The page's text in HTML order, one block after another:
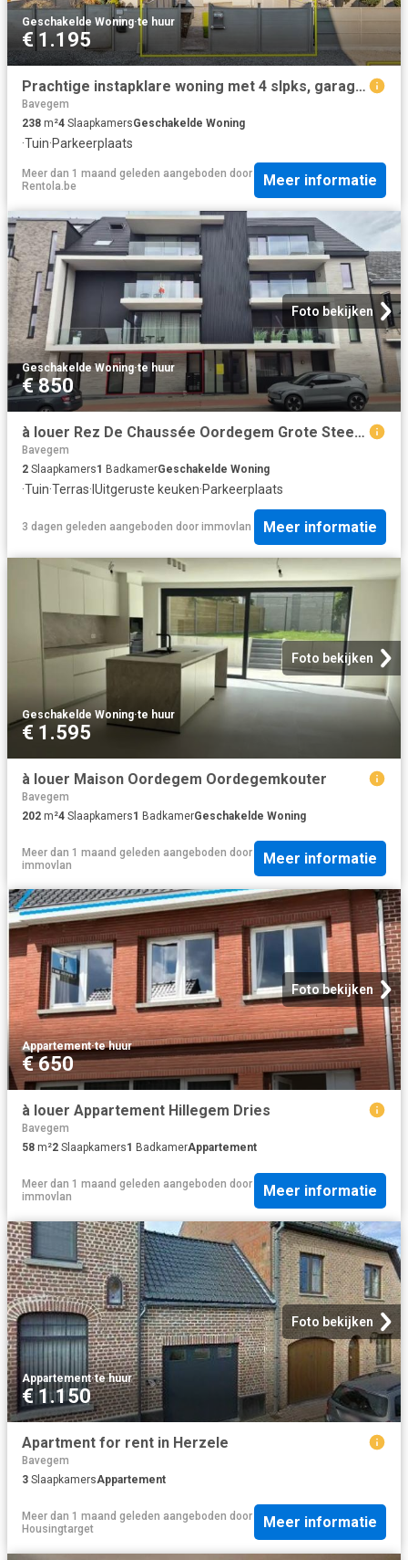
Geschakelde Woning·te huur
€ 1.195
Prachtige instapklare woning met 4 slpks, garage en tuin
Bavegem
238 m²4 SlaapkamersGeschakelde Woning
·Tuin·Parkeerplaats
Meer dan 1 maand geleden aangeboden door
Rentola.be
Meer informatie
Foto bekijken
Geschakelde Woning·te huur
€ 850
à louer Rez De Chaussée Oordegem Grote Steenweg
Bavegem
2 Slaapkamers1 BadkamerGeschakelde Woning
·Tuin·Terras· IUitgeruste keuken·Parkeerplaats
3 dagen geleden aangeboden door immovlan Meer informatie
Foto bekijken
Geschakelde Woning·te huur
€ 1.595
à louer Maison Oordegem Oordegemkouter
Bavegem
202 m²4 Slaapkamers1 BadkamerGeschakelde Woning
Meer dan 1 maand geleden aangeboden door
immovlan
Meer informatie
Foto bekijken
Appartement·te huur
€ 650
à louer Appartement Hillegem Dries
Bavegem
58 m²2 Slaapkamers1 BadkamerAppartement
Meer dan 1 maand geleden aangeboden door
immovlan
Meer informatie
Foto bekijken
Appartement·te huur
€ 1.150
Apartment for rent in Herzele
Bavegem
3 SlaapkamersAppartement
Meer dan 1 maand geleden aangeboden door
Housingtarget
Meer informatie